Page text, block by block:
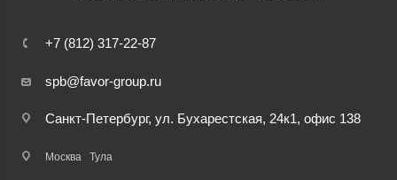
+7 (812) 317-22-87
spb@favor-group.ru
Санкт-Петербург, ул. Бухарестская, 24к1, офис 138
Москва Тула